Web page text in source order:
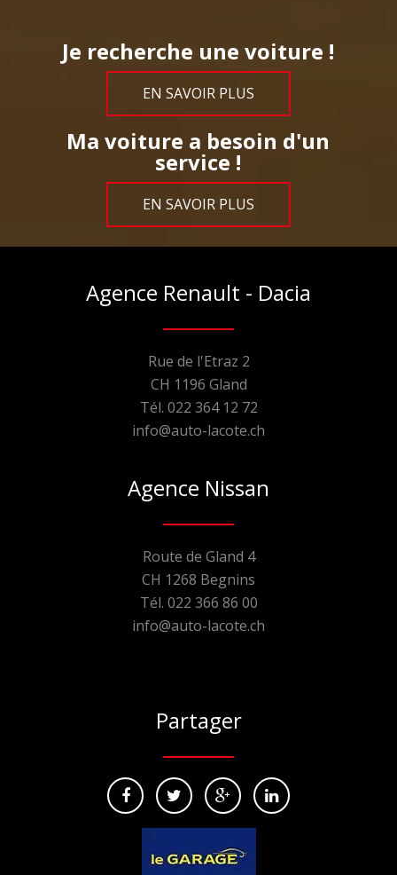
Je recherche une voiture !
EN SAVOIR PLUS
Ma voiture a besoin d'un
service !
EN SAVOIR PLUS
Agence Renault - Dacia
Rue de l'Etraz 2
CH 1196 Gland
Tél. 022 364 12 72
info@auto-lacote.ch
Agence Nissan
Route de Gland 4
CH 1268 Begnins
Tél. 022 366 86 00
info@auto-lacote.ch
Partager